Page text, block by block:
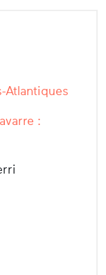
Atlantiques
: